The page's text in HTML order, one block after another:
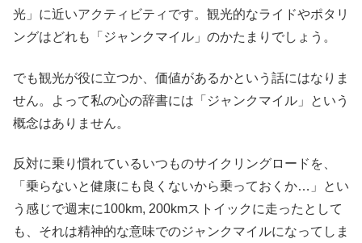
光」に近いアクティビティです。観光的なライドやポタリ
ングはどれも「ジャンクマイル」のかたまりでしょう。
でも観光が役に立つか、価値があるかという話にはなりま
せん。よって私の心の辞書には「ジャンクマイル」という
概念はありません。
反対に乗り慣れているいつものサイクリングロードを、
「乗らないと健康にも良くないから乗っておくか…」とい
う感じで週末に100km, 200kmストイックに走ったとして
も、それは精神的な意味でのジャンクマイルになってしま